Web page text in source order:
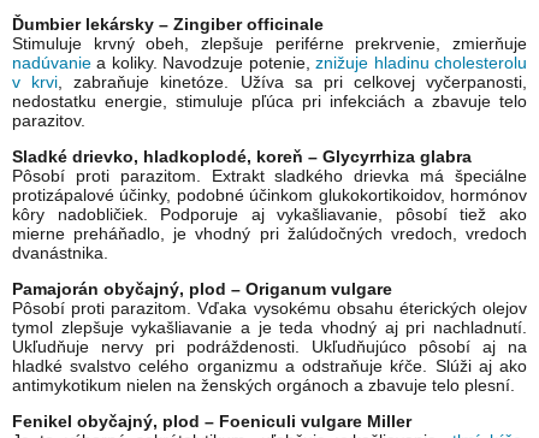
Ďumbier lekársky – Zingiber officinale
Stimuluje krvný obeh, zlepšuje periférne prekrvenie, zmierňuje
nadúvanie a koliky. Navodzuje potenie,znižuje hladinu cholesterolu
v krvi , zabraňuje kinetóze. Užíva sa pri celkovej vyčerpanosti,
nedostatku energie, stimuluje pľúca pri infekciách a zbavuje telo
parazitov.
Sladké drievko, hladkoplodé, koreň – Glycyrrhiza glabra
Pôsobí proti parazitom. Extrakt sladkého drievka má špeciálne
protizápalové účinky, podobné účinkom glukokortikoidov, hormónov
kôry nadobličiek. Podporuje aj vykašliavanie, pôsobí tiež ako
mierne preháňadlo, je vhodný pri žalúdočných vredoch, vredoch
dvanástnika.
Pamajorán obyčajný, plod – Origanum vulgare
Pôsobí proti parazitom. Vďaka vysokému obsahu éterických olejov
tymol zlepšuje vykašliavanie a je teda vhodný aj pri nachladnutí.
Ukľudňuje nervy pri podráždenosti. Ukľudňujúco pôsobí aj na
hladké svalstvo celého organizmu a odstraňuje kŕče. Slúži aj ako
antimykotikum nielen na ženských orgánoch a zbavuje telo plesní.
Fenikel obyčajný, plod – Foeniculi vulgare Miller